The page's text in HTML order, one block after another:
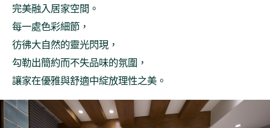
完美融入居家空間。
每一處色彩細節，
彷彿大自然的靈光閃現，
勾勒出簡約而不失品味的氛圍，
讓家在優雅與舒適中綻放理性之美。